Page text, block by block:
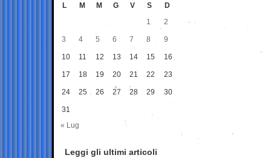
L M M G V S
D
1
2
3 4 5 6 7 8 9
10 11 12 13 14 15 16
17 18 19 20 21 22 23
24 25 26 27 28 29 30
31
« Lug
Leggi gli ultimi articoli